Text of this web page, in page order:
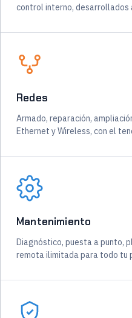
control interno, desarrollados
Redes
Armado, reparación,
Ethernet y Wireless, con el
Mantenimiento
Diagnóstico, puesta a punto,
remota ilimitada para todo tu